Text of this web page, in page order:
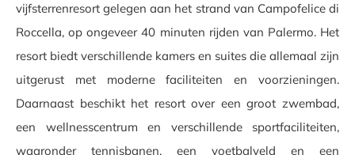
vijfsterrenresort gelegen aan het strand van Campofelice di
Roccella, op ongeveer 40 minuten rijden van Palermo. Het
resort biedt verschillende kamers en suites die allemaal zijn
uitgerust met moderne faciliteiten en voorzieningen.
Daarnaast beschikt het resort over een groot zwembad,
een wellnesscentrum en verschillende sportfaciliteiten,
waaronder tennisbanen, een voetbalveld en een